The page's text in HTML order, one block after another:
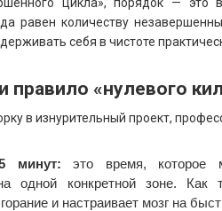
равен количеству
себя в чистоте
правило «нулевого
в изнурительный проект,
минут: это время, которое
одной конкретной зоне.
и настраивает мозг на